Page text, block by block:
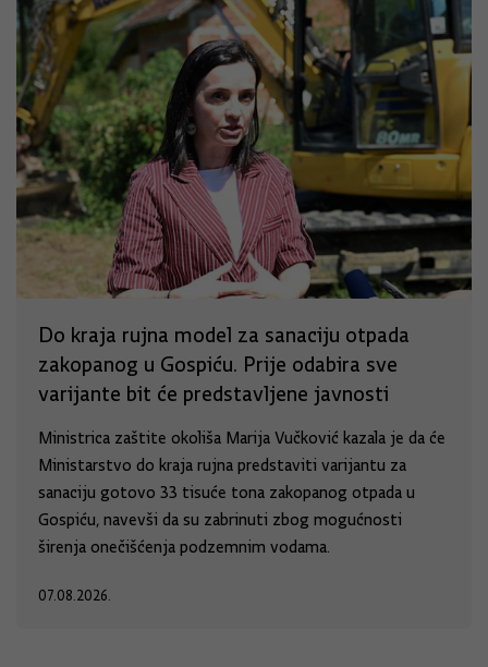
Do kraja rujna model za sanaciju otpada
zakopanog u Gospiću. Prije odabira sve
varijante bit će predstavljene javnosti
Ministrica zaštite okoliša Marija Vučković kazala je da će
Ministarstvo do kraja rujna predstaviti varijantu za
sanaciju gotovo 33 tisuće tona zakopanog otpada u
Gospiću, navevši da su zabrinuti zbog mogućnosti
širenja onečišćenja podzemnim vodama.
07.08.2026.